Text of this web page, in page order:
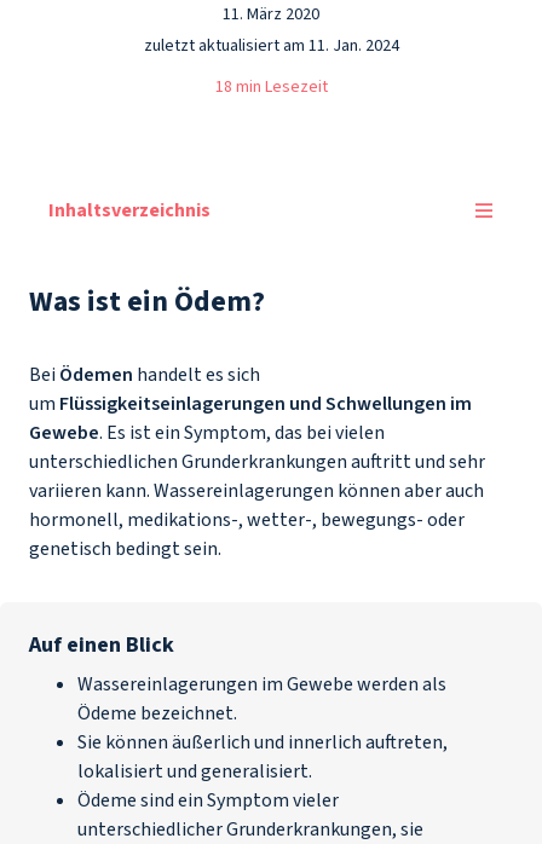
11. März 2020
zuletzt aktualisiert am 11. Jan. 2024
18 min Lesezeit
Inhaltsverzeichnis
Was ist ein Ödem?
Bei Ödemen handelt es sich
um Flüssigkeitseinlagerungen und Schwellungen im
Gewebe. Es ist ein Symptom, das bei vielen
unterschiedlichen Grunderkrankungen auftritt und sehr
variieren kann. Wassereinlagerungen können aber auch
hormonell, medikations-, wetter-, bewegungs- oder
genetisch bedingt sein.
Auf einen Blick
Wassereinlagerungen im Gewebe werden als
Ödeme bezeichnet.
Sie können äußerlich und innerlich auftreten,
lokalisiert und generalisiert.
Ödeme sind ein Symptom vieler
unterschiedlicher Grunderkrankungen, sie